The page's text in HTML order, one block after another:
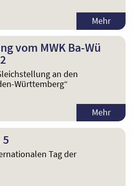
Mehr
vom MWK Ba-Wü
an den
Württemberg“
Mehr
Tag der